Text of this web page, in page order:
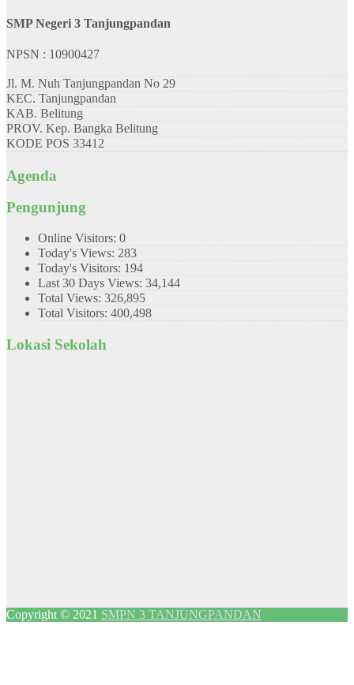
SMP Negeri 3 Tanjungpandan
NPSN : 10900427
Jl. M. Nuh Tanjungpandan No 29
KEC. Tanjungpandan
KAB. Belitung
PROV. Kep. Bangka Belitung
KODE POS 33412
Agenda
Pengunjung
Online Visitors: 0
Today's Views: 283
Today's Visitors: 194
Last 30 Days Views: 34,144
Total Views: 326,895
Total Visitors: 400,498
Lokasi Sekolah
Copyright © 2021 SMPN 3 TANJUNGPANDAN